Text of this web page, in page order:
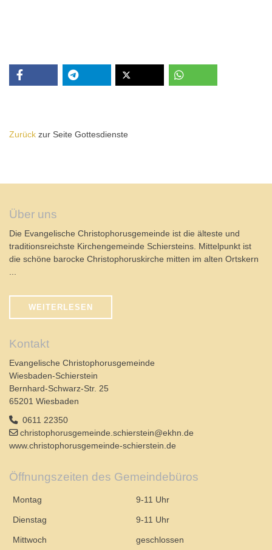
Zurück zur Seite Gottesdienste
Über uns
Die Evangelische Christophorusgemeinde ist die älteste und
traditionsreichste Kirchengemeinde Schiersteins. Mittelpunkt ist
die schöne barocke Christophoruskirche mitten im alten Ortskern
WEITERLESEN
Kontakt
Evangelische Christophorusgemeinde
Wiesbaden-Schierstein
Bernhard-Schwarz-Str. 25
65201 Wiesbaden
0611 22350
christophorusgemeinde.schierstein@ekhn.de
www.christophorusgemeinde-schierstein.de
Öffnungszeiten des Gemeindebüros
Montag 9-11 Uhr
Dienstag 9-11 Uhr
Mittwoch geschlossen